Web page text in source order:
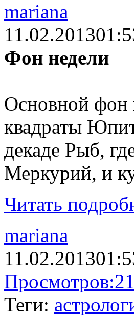
mariana
11.02.2013
Фон недели
Основной фон
квадраты
декаде Рыб,
Меркурий, и
Читать
mariana
11.02.2013
Просмотров:
Теги: